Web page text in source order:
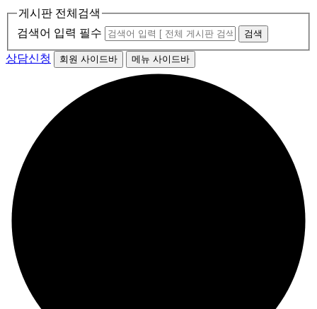
게시판 전체검색
검색어 입력 필수
검색
상담신청 회원 사이드바 메뉴 사이드바